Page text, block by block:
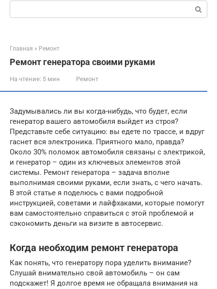
Поиск:
Главная » Ремонт
Ремонт генератора своими руками
На чтение: 5 мин Ремонт
Задумывались ли вы когда-нибудь, что будет, если
генератор вашего автомобиля выйдет из строя?
Представьте себе ситуацию: вы едете по трассе, и вдруг
гаснет вся электроника. Приятного мало, правда?
Около 30% поломок автомобиля связаны с электрикой,
и генератор – один из ключевых элементов этой
системы. Ремонт генератора – задача вполне
выполнимая своими руками, если знать, с чего начать.
В этой статье я поделюсь с вами подробной
инструкцией, советами и лайфхаками, которые помогут
вам самостоятельно справиться с этой проблемой и
сэкономить деньги на визите в автосервис.
Когда необходим ремонт генератора
Как понять, что генератору пора уделить внимание?
Слушай внимательно свой автомобиль – он сам
подскажет! Я долгое время не обращала внимания на